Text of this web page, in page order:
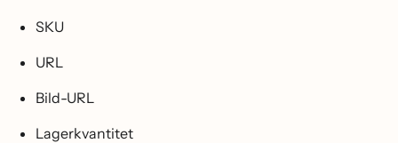
SKU
URL
Bild-URL
Lagerkvantitet